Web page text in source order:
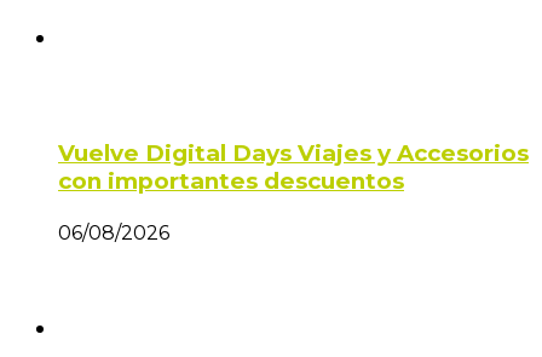
Vuelve Digital Days Viajes y Accesorios
con importantes descuentos
06/08/2026